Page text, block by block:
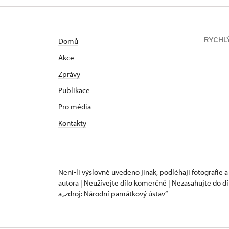
čtvrtá
Východně
15. století
15. století
činnost
hradního
v patře
klenbou.
pozdně
Za
Domů
Akce
Zprávy
Publikace
Pro média
Kontakty
Není-li výslovně uvedeno jinak, podléhají fotografie
autora | Neužívejte dílo komerčně | Nezasahujte do
a „zdroj: Národní památkový ústav“